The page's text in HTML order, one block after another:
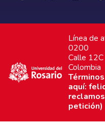
Línea de
0200
Calle
Colombia
aquí:
petición)